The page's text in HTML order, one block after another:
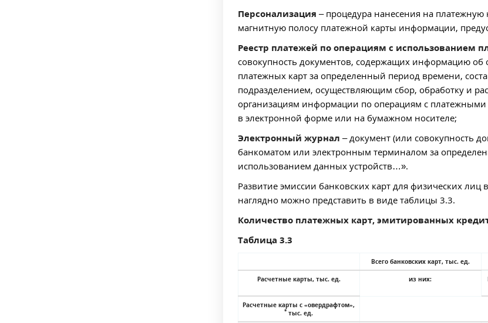
Персонализация – процедура нанесения на платежную
магнитную полосу платежной карты информации,
Реестр платежей по операциям с использованием
совокупность документов, содержащих информацию
платежных карт за определенный период времени,
подразделением, осуществляющим сбор, обработку и
организациям информации по операциям с
в электронной форме или на бумажном носителе;
Электронный журнал – документ (или совокупность
банкоматом или электронным терминалом за
использованием данных устройств…».
Развитие эмиссии банковских карт для физических
наглядно можно представить в виде таблицы 3.3.
Количество платежных карт, эмитированных
Таблица 3.3
Всего банковских карт, тыс. ед.
Расчетные карты, тыс. ед. из них:
Расчетные карты с «овердрафтом»,
* тыс. ед.